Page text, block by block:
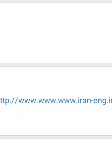
www.www.www.iran-